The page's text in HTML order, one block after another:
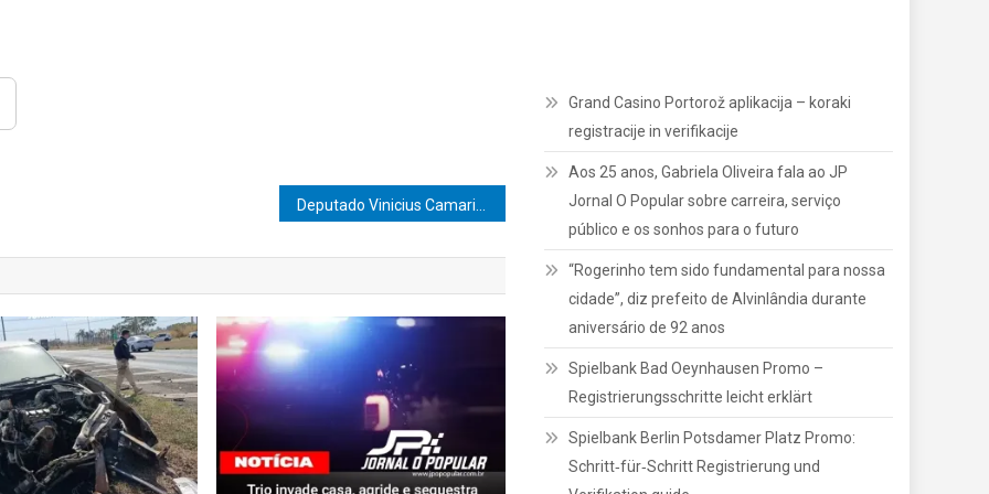
Grand Casino Portorož aplikacija – koraki
registracije in verifikacije
Aos 25 anos, Gabriela Oliveira fala ao JP
Jornal O Popular sobre carreira, serviço
público e os sonhos para o futuro
“Rogerinho tem sido fundamental para nossa
cidade”, diz prefeito de Alvinlândia durante
aniversário de 92 anos
Spielbank Bad Oeynhausen Promo –
Registrierungsschritte leicht erklärt
Spielbank Berlin Potsdamer Platz Promo:
Schritt‑für‑Schritt Registrierung und